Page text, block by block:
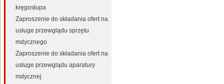
kręgosłupa
Zaproszenie do składania ofert na
usługe przewglądu sprzętu
mdycznego
Zaproszenie do składania ofert na
usługe przewglądu aparatury
mdycznej